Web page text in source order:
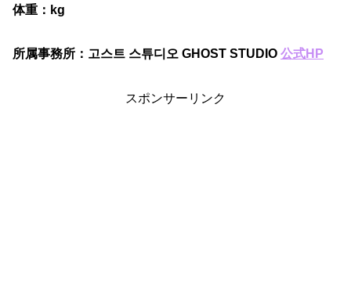
体重：kg
所属事務所：고스트 스튜디오 GHOST STUDIO 公式HP
スポンサーリンク